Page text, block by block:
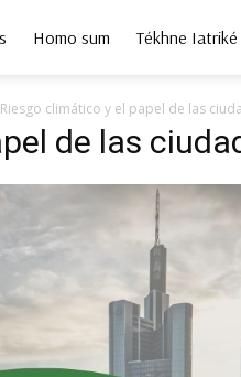
Homo sum Tékhne Iatriké
Riesgo climático y el papel de las
de las